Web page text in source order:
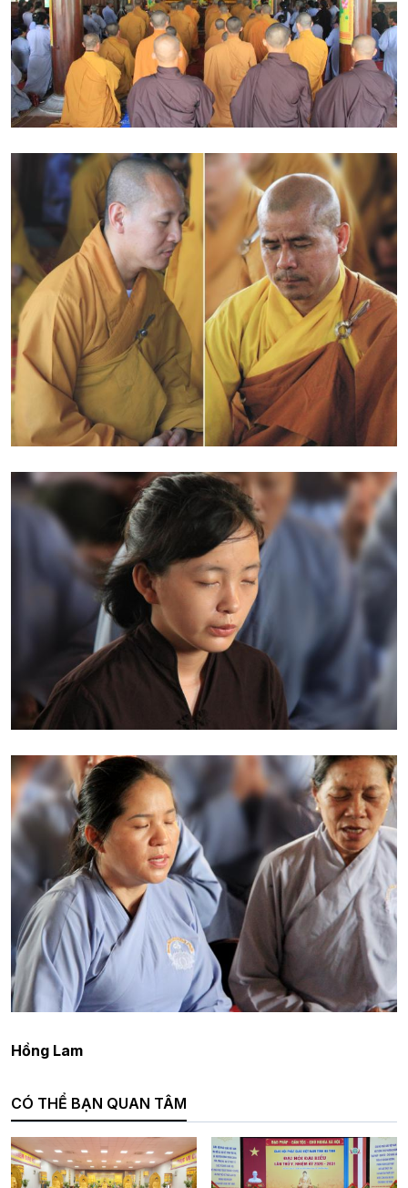
Hồng Lam
CÓ THỂ BẠN QUAN TÂM